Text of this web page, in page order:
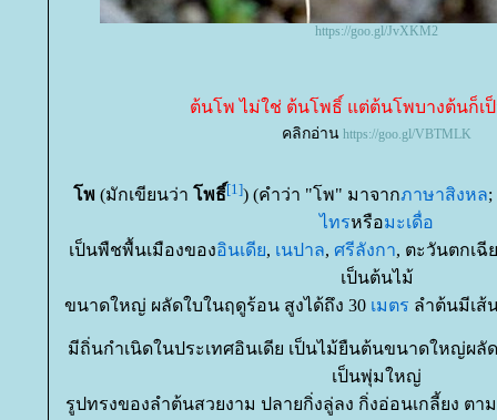
https://goo.gl/JvXKM2
ต้นโพ ไม่ใช่ ต้นโพธิ์ แต่ต้นโพบางต้นก็เ
คลิกอ่าน https://goo.gl/VBTMLK
พ (มักเขียนว่า พธิ์[1]) (คำว่า "โพ" มาจากภาษาสิงหล
ไทรหรือมะเดื่อ
เป็นพืชพื้นเมืองของอินเดี, เนปาล, ศรีลังกา, ตะวันตกเฉี
เป็นต้นไม้
ขนาดใหญ่ ผลัดใบในฤดูร้อน สูงได้ถึง 30 เมตร ลำต้นมีเส้
มีถิ่นกำเนิดในประเทศอินเดีย เป็นไม้ยืนต้นขนาดใหญ่ผลั
เป็นพุ่มใหญ่
รูปทรงของลำต้นสวยงาม ปลายกิ่งลู่ลง กิ่งอ่อนเกลี้ยง ต